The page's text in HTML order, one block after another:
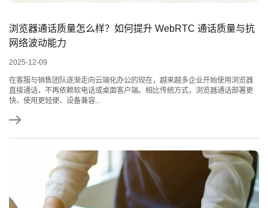
浏览器通话质量怎么样？如何提升 WebRTC 通话质量与抗
网络波动能力
2025-12-09
在客服与销售团队逐渐走向云端化办公的现在，越来越多企业开始使用浏览器
直接通话，不再依赖软电话或桌面客户端。相比传统方式，浏览器通话部署更
快、使用更轻便、设备兼容...